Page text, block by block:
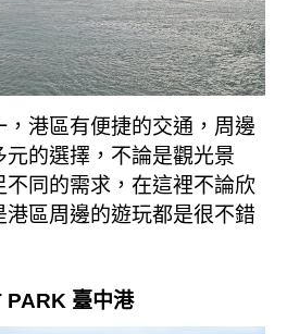
港區有便捷的交通，周邊
的選擇，不論是觀光景
不同的需求，在這裡不論欣
港區周邊的遊玩都是很不錯
PARK 臺中港